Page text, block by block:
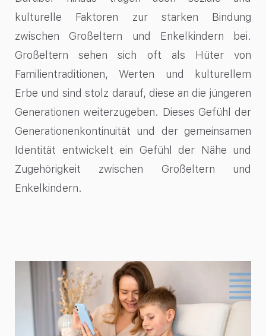
kulturelle Faktoren zur starken Bindung
zwischen Großeltern und Enkelkindern bei.
Großeltern sehen sich oft als Hüter von
Familientraditionen, Werten und kulturellem
Erbe und sind stolz darauf, diese an die jüngeren
Generationen weiterzugeben. Dieses Gefühl der
Generationenkontinuität und der gemeinsamen
Identität entwickelt ein Gefühl der Nähe und
Zugehörigkeit zwischen Großeltern und
Enkelkindern.